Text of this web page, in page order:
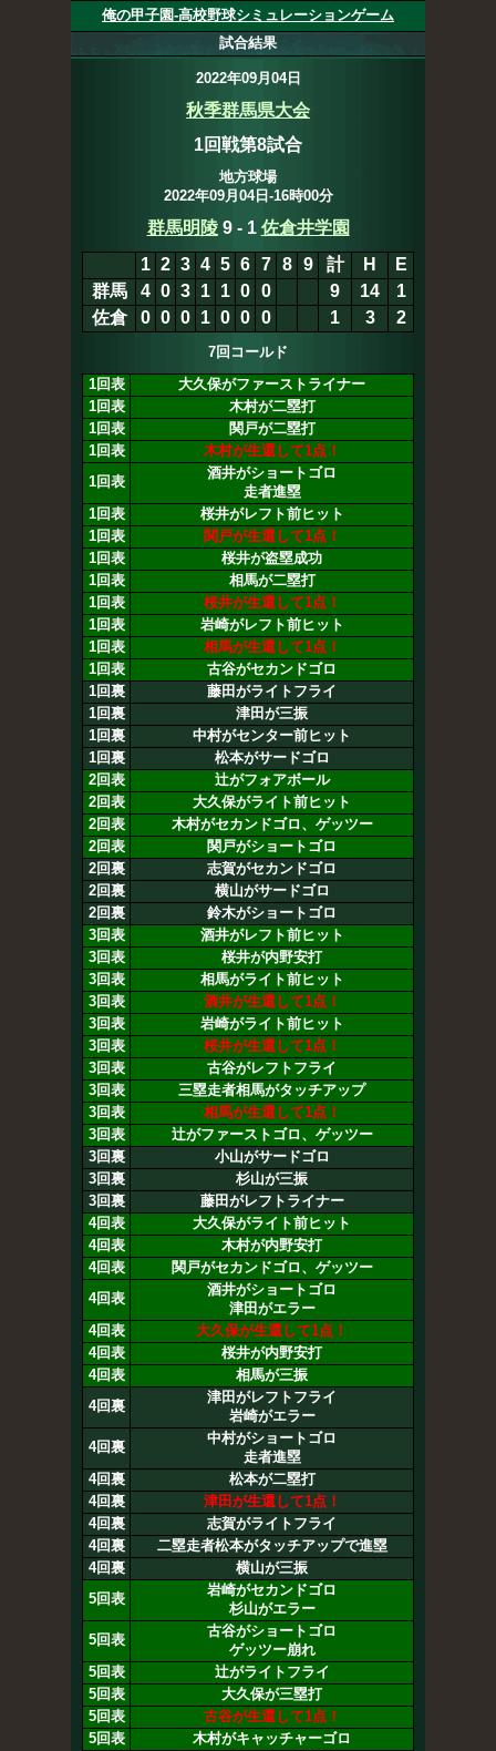
俺の甲子園-高校野球シミュレーションゲーム
試合結果
2022年09月04日
秋季群馬県大会
1回戦第8試合
地方球場
2022年09月04日-16時00分
群馬明陵 9- 1 佐倉井学園
1 2 3 4 5 6 7 8 9 計 H
E
群馬
4 0 3 1 1 0 0 9 14
1
佐倉
0 0 0 1 0 0 0 1 3 2
7回コールド
1回表
大久保がファーストライナー
1回表
木村が二塁打
1回表
関戸が二塁打
1回表
木村が生還して1点！
1回表
酒井がショートゴロ
走者進塁
1回表
桜井がレフト前ヒット
1回表
関戸が生還して1点！
1回表
桜井が盗塁成功
1回表
相馬が二塁打
1回表
桜井が生還して1点！
1回表
岩崎がレフト前ヒット
1回表
相馬が生還して1点！
1回表
古谷がセカンドゴロ
1回裏
藤田がライトフライ
1回裏
津田が三振
1回裏
中村がセンター前ヒット
1回裏
松本がサードゴロ
2回表
辻がフォアボール
2回表
大久保がライト前ヒット
2回表
木村がセカンドゴロ、ゲッツー
2回表
関戸がショートゴロ
2回裏
志賀がセカンドゴロ
2回裏
横山がサードゴロ
2回裏
鈴木がショートゴロ
3回表
酒井がレフト前ヒット
3回表
桜井が内野安打
3回表
相馬がライト前ヒット
3回表
酒井が生還して1点！
3回表
岩崎がライト前ヒット
3回表
桜井が生還して1点！
3回表
古谷がレフトフライ
3回表
三塁走者相馬がタッチアップ
3回表
相馬が生還して1点！
3回表
辻がファーストゴロ、ゲッツー
3回裏
小山がサードゴロ
3回裏
杉山が三振
3回裏
藤田がレフトライナー
4回表
大久保がライト前ヒット
4回表
木村が内野安打
4回表
関戸がセカンドゴロ、ゲッツー
4回表
酒井がショートゴロ
津田がエラー
4回表
大久保が生還して1点！
4回表
桜井が内野安打
4回表
相馬が三振
4回裏
津田がレフトフライ
岩崎がエラー
4回裏
中村がショートゴロ
走者進塁
4回裏
松本が二塁打
4回裏
津田が生還して1点！
4回裏
志賀がライトフライ
4回裏
二塁走者松本がタッチアップで進塁
4回裏
横山が三振
5回表
岩崎がセカンドゴロ
杉山がエラー
5回表
古谷がショートゴロ
ゲッツー崩れ
5回表
辻がライトフライ
5回表
大久保が三塁打
5回表
古谷が生還して1点！
5回表
木村がキャッチャーゴロ